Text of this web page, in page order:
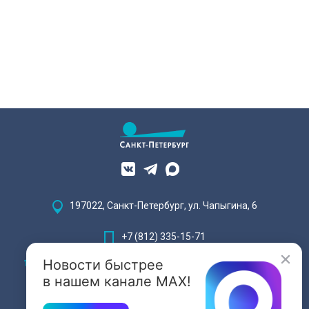
Новости быстрее
в нашем канале MAX!
197022, Санкт-Петербург, ул. Чапыгина, 6
+7 (812) 335-15-71
Внимание! Отдельные видеоматериалы, размещенные на настоящем
сайте, могут содержать информацию, предназначенную для лиц,
достигших 18 лет.